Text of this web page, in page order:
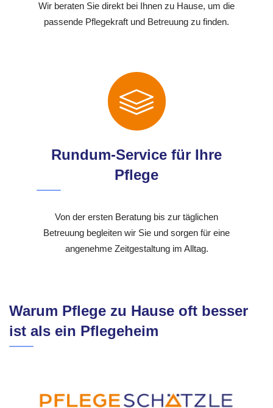
Wir beraten Sie direkt bei Ihnen zu Hause, um die
passende Pflegekraft und Betreuung zu finden.
Rundum-Service für Ihre
Pflege
Von der ersten Beratung bis zur täglichen
Betreuung begleiten wir Sie und sorgen für eine
angenehme Zeitgestaltung im Alltag.
Warum Pflege zu Hause oft besser
ist als ein Pflegeheim